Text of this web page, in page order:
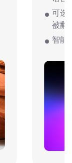
可选
被翻
智能